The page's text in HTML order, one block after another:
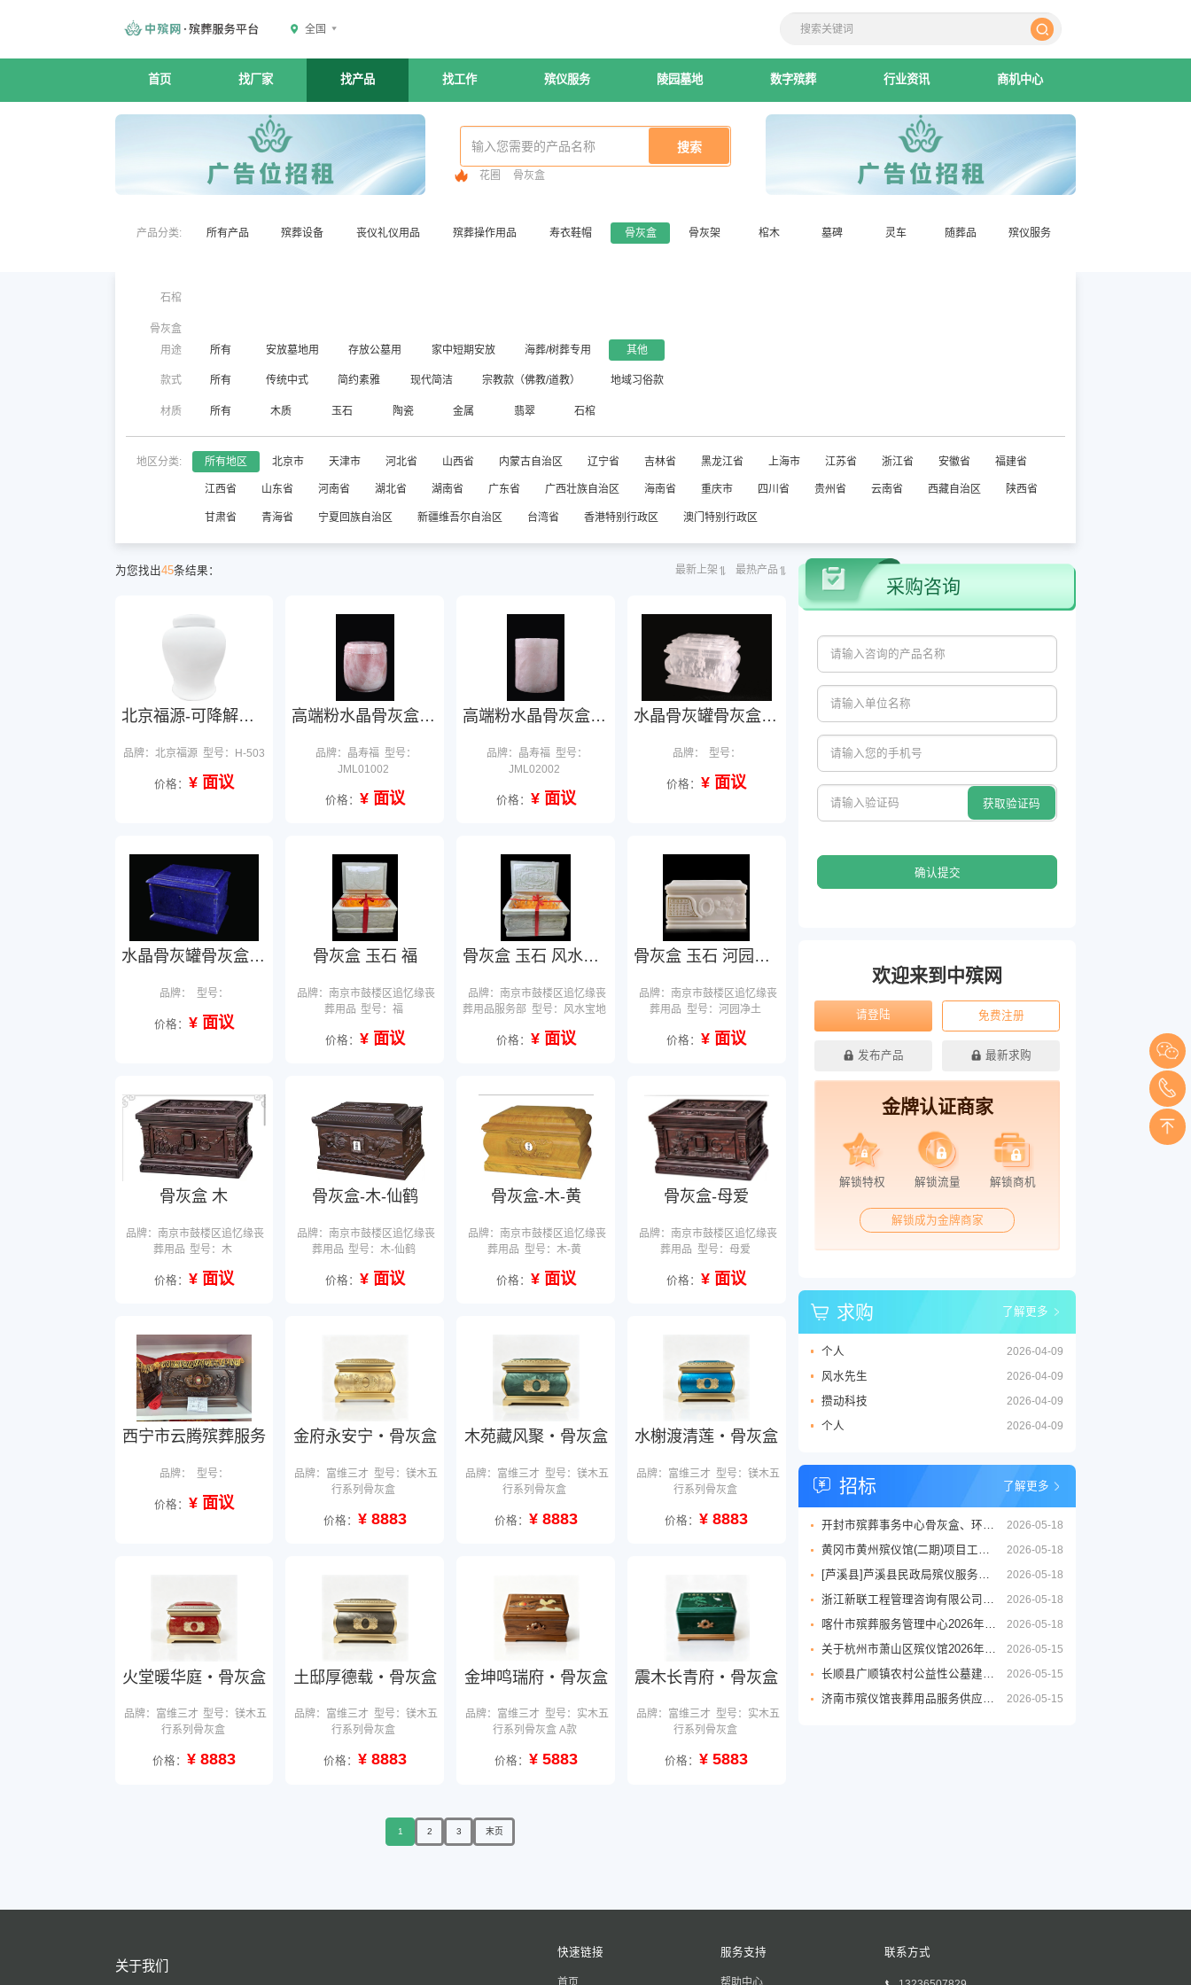
全国
首页 找厂家 找产品 找工作 殡仪服务 陵园墓地 数字殡葬 行业资讯 商机中心
花圈 骨灰盒
产品分类: 所有产品 殡葬设备 丧仪礼仪用品 殡葬操作用品 寿衣鞋帽 骨灰盒 骨灰架 棺木 墓碑 灵车 随葬品 殡仪服务
石棺
骨灰盒
用途
所有 安放墓地用 存放公墓用 家中短期安放 海葬/树葬专用 其他
款式 所有 传统中式 简约素雅 现代简洁 宗教款（佛教/道教） 地域习俗款
材质 所有 木质 玉石 陶瓷 金属 翡翠 石棺
地区分类: 所有地区 北京市 天津市 河北省 山西省 内蒙古自治区 辽宁省 吉林省 黑龙江省 上海市 江苏省 浙江省 安徽省 福建省
江西省 山东省 河南省 湖北省 湖南省 广东省 广西壮族自治区 海南省 重庆市 四川省 贵州省 云南省 西藏自治区 陕西省
甘肃省 青海省 宁夏回族自治区 新疆维吾尔自治区 台湾省 香港特别行政区 澳门特别行政区
为您找出45条结果： 最新上架 最热产品
北京福源-可降解骨灰坛
品牌：北京福源 型号：H-503
价格： ¥ 面议
高端粉水晶骨灰盒骨灰罐冬瓜坛
品牌：晶寿福 型号：
JML01002
价格： ¥ 面议
高端粉水晶骨灰盒骨灰罐直身坛
品牌：晶寿福 型号：
JML02002
价格： ¥ 面议
水晶骨灰罐骨灰盒支持定制
品牌： 型号：
价格：¥ 面议
水晶骨灰罐骨灰盒支持定制
品牌： 型号：
价格： ¥ 面议
骨灰盒 玉石 福
品牌：南京市鼓楼区追忆缘丧
葬用品 型号：福
价格： ¥ 面议
骨灰盒 玉石 风水宝地
品牌：南京市鼓楼区追忆缘丧
葬用品服务部 型号：风水宝地
价格： ¥ 面议
骨灰盒 玉石 河园净土
品牌：南京市鼓楼区追忆缘丧
葬用品 型号：河园净土
价格：¥ 面议
骨灰盒 木
品牌：南京市鼓楼区追忆缘丧
葬用品 型号：木
价格： ¥ 面议
骨灰盒-木-仙鹤
品牌：南京市鼓楼区追忆缘丧
葬用品 型号：木-仙鹤
价格： ¥ 面议
骨灰盒-木-黄
品牌：南京市鼓楼区追忆缘丧
葬用品 型号：木-黄
价格： ¥ 面议
骨灰盒-母爱
品牌：南京市鼓楼区追忆缘丧
葬用品 型号：母爱
价格：¥ 面议
西宁市云腾殡葬服务
品牌： 型号：
价格： ¥ 面议
金府永安宁・骨灰盒
品牌：富维三才 型号：镁木五
行系列骨灰盒
价格： ¥ 8883
木苑藏风聚・骨灰盒
品牌：富维三才 型号：镁木五
行系列骨灰盒
价格： ¥ 8883
水榭渡清莲・骨灰盒
品牌：富维三才 型号：镁木五
行系列骨灰盒
价格：¥ 8883
火堂暖华庭・骨灰盒
品牌：富维三才 型号：镁木五
行系列骨灰盒
价格： ¥ 8883
土邸厚德载・骨灰盒
品牌：富维三才 型号：镁木五
行系列骨灰盒
价格： ¥ 8883
金坤鸣瑞府・骨灰盒
品牌：富维三才 型号：实木五
行系列骨灰盒 A款
价格： ¥ 5883
震木长青府・骨灰盒
品牌：富维三才 型号：实木五
行系列骨灰盒
价格：¥ 5883
1 2 3 末页
采购咨询
确认提交
欢迎来到中殡网
请登陆 免费注册
发布产品 最新求购
金牌认证商家
解锁特权 解锁流量 解锁商机
解锁成为金牌商家
求购 了解更多
2026-04-09
个人
2026-04-09
风水先生
2026-04-09
攒动科技
2026-04-09
个人
招标 了解更多
2026-05-18
开封市殡葬事务中心骨灰盒、环保棺等丧葬用品供应商采购项目三标段招标公告
2026-05-18
黄冈市黄州殡仪馆(二期)项目工程设计服务竞争性磋商征求意见公告
2026-05-18
[芦溪县]芦溪县民政局殡仪服务劳务外包项目
2026-05-18
浙江新联工程管理咨询有限公司关于嘉兴市公墓2026年度铜质逝者铭牌制作服务项目的竞争性磋商公告
2026-05-18
喀什市殡葬服务管理中心2026年度殡葬用品采购项目公开招标公告
2026-05-15
关于杭州市萧山区殡仪馆2026年至2029年物业管理服务政府采购项目的公开招标公告
2026-05-15
长顺县广顺镇农村公益性公墓建设项目
2026-05-15
济南市殡仪馆丧葬用品服务供应商采购项目公开招标招标公告
关于我们
快速链接 服务支持 联系方式
确定